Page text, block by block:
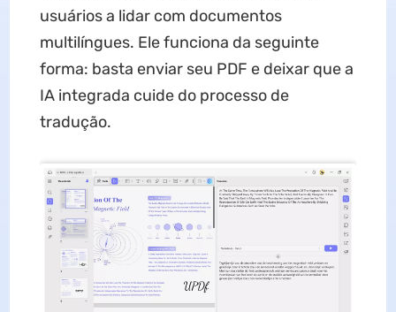
usuários a lidar com documentos
multilíngues. Ele funciona da seguinte
forma: basta enviar seu PDF e deixar que a
IA integrada cuide do processo de
tradução.